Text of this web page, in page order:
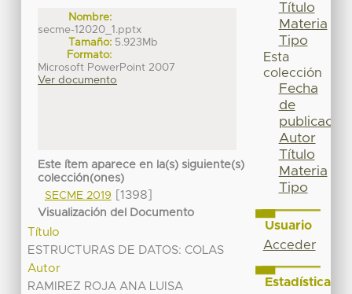
Nombre:
secme-12020_1.pptx
Tamaño: 5.923Mb
Formato:
Microsoft PowerPoint 2007
Ver documento
Este ítem aparece en la(s) siguiente(s)
colección(ones)
SECME 2019
[1398]
Visualización del Documento
Título
ESTRUCTURAS DE DATOS: COLAS
Autor
RAMIREZ ROJA ANA LUISA
Título
Materia
Tipo
Esta
colección
Fecha
de
publicación
Autor
Título
Materia
Tipo
Usuario
Acceder
Estadísticas